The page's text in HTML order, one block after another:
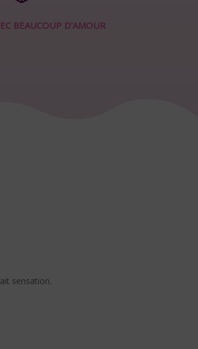
BEAUCOUP D'AMOUR
sensation.